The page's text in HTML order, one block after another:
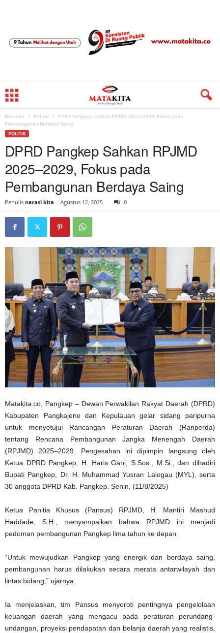
Beranda Politik
DPRD Pangkep Sahkan RPJMD 2025–2029, Fokus pada
Pembangunan Berdaya Saing
POLITIK
DPRD Pangkep Sahkan RPJMD
2025–2029, Fokus pada
Pembangunan Berdaya Saing
Penulis narasi kita - Agustus 12, 2025 0
Matakita.co, Pangkep – Dewan Perwakilan Rakyat Daerah (DPRD)
Kabupaten Pangkajene dan Kepulauan gelar sidang paripurna
untuk menyetujui Rancangan Peraturan Daerah (Ranperda)
tentang Rencana Pembangunan Jangka Menengah Daerah
(RPJMD) 2025–2029. Pengesahan ini dipimpin langsung oleh
Ketua DPRD Pangkep, H. Haris Gani, S.Sos., M.Si., dan dihadiri
Bupati Pangkep, Dr. H. Muhammad Yusran Lalogau (MYL), serta
30 anggota DPRD Kab. Pangkep. Senin, (11/8/2025)
Ketua Panitia Khusus (Pansus) RPJMD, H. Mantiri Mashud
Haddade, S.H., menyampaikan bahwa RPJMD ini menjadi
pedoman pembangunan Pangkep lima tahun ke depan.
“Untuk mewujudkan Pangkep yang energik dan berdaya saing,
pembangunan harus dilakukan secara merata antarwilayah dan
lintas bidang,” ujarnya.
Ia menjelaskan, tim Pansus menyoroti pentingnya pengelolaan
keuangan daerah yang mengacu pada peraturan perundang-
undangan, proyeksi pendapatan dan belanja daerah yang realistis,